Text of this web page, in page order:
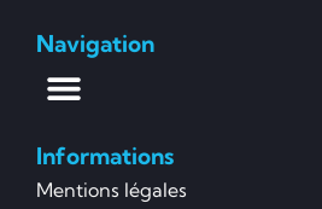
Navigation
Informations
Mentions légales